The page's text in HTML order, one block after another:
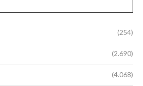
(254)
(2.690)
(4.068)